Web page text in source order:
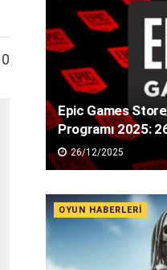
0
Epic Games
Programı 2025:
26/12/2025
OYUN HABERLERI